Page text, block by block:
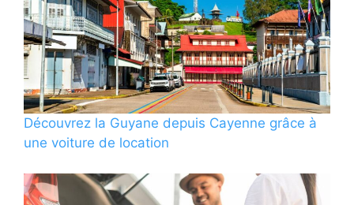
Découvrez la Guyane depuis Cayenne grâce à
une voiture de location